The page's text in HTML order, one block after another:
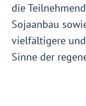
die
Sojaanbau
vielfältigere
Sinne der